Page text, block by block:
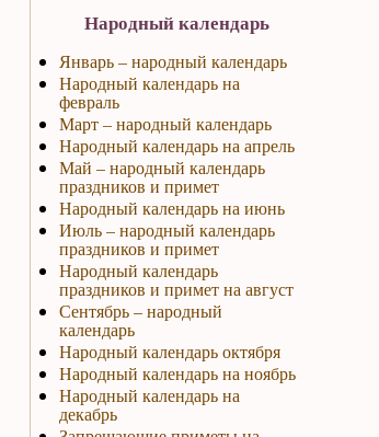
Народный календарь
Январь – народный календарь
Народный календарь на
февраль
Март – народный календарь
Народный календарь на апрель
Май – народный календарь
праздников и примет
Народный календарь на июнь
Июль – народный календарь
праздников и примет
Народный календарь
праздников и примет на август
Сентябрь – народный
календарь
Народный календарь октября
Народный календарь на ноябрь
Народный календарь на
декабрь